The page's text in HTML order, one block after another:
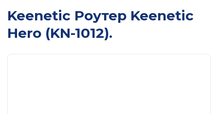
Keenetic Роутер Keenetic
Hero (KN-1012).